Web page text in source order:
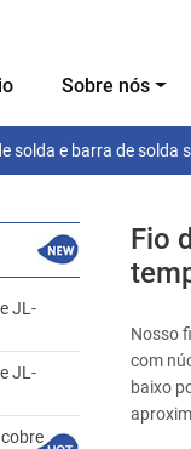
Sobre nós
solda e barra de solda
Fio
Nosso
com
baixo
JL-
JL-